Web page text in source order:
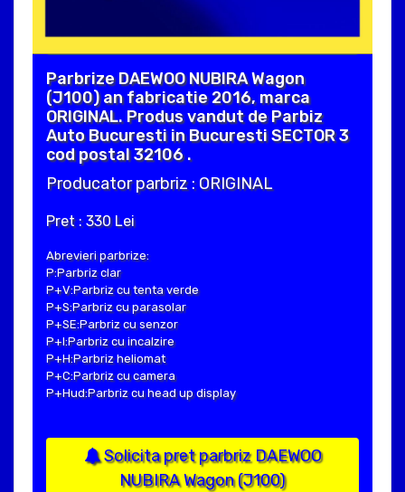
Parbrize DAEWOO NUBIRA Wagon
(J100) an fabricatie 2016, marca
ORIGINAL. Produs vandut de Parbiz
Auto Bucuresti in Bucuresti SECTOR 3
cod postal 32106 .
Producator parbriz : ORIGINAL
Pret : 330 Lei
Abrevieri parbrize:
P:Parbriz clar
P+V:Parbriz cu tenta verde
P+S:Parbriz cu parasolar
P+SE:Parbriz cu senzor
P+I:Parbriz cu incalzire
P+H:Parbriz heliomat
P+C:Parbriz cu camera
P+Hud:Parbriz cu head up display
Solicita pret parbriz DAEWOO
NUBIRA Wagon (J100)